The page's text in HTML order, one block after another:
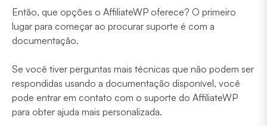
Então, que opções o AffiliateWP oferece? O primeiro
lugar para começar ao procurar suporte é com a
documentação.
Se você tiver perguntas mais técnicas que não podem ser
respondidas usando a documentação disponível, você
pode entrar em contato com o suporte do AffiliateWP
para obter ajuda mais personalizada.